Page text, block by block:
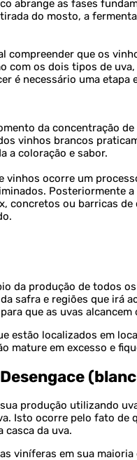
abrange as fases
do mosto, a
compreender que os
com os dois tipos de
é necessário uma
da concentração
vinhos brancos
a coloração e sabor.
vinhos ocorre um
Posteriormente
concretos ou barricas
da produção de todos
safra e regiões que irá
que as uvas
estão localizados em
mature em excesso e
produção utilizando
Isto ocorre pelo fato
da uva.
viníferas em sua